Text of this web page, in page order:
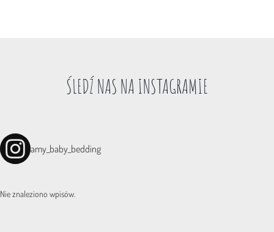
ŚLEDŹ NAS NA INSTAGRAMIE
amy_baby_bedding
Nie znaleziono wpisów.